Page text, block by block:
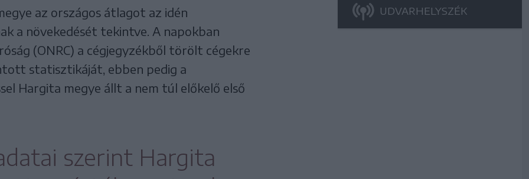
az országos átlagot az idén
a növekedését tekintve. A napokban
(ONRC) a cégjegyzékből törölt cégekre
statisztikáját, ebben pedig a
Hargita megye állt a nem túl előkelő első
szerint Hargita
UDVARHELYSZÉK